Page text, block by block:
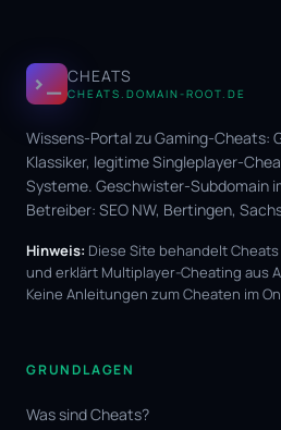
>_ CHEATS
CHEATS.DOMAIN-ROOT.DE
Wissens-Portal zu Gaming-Cheats:
Klassiker, legitime Singleplayer-
Systeme. Geschwister-Subdomain
Betreiber: SEO NW, Bertingen,
Hinweis: Diese Site behandelt
und erklärt Multiplayer-Cheating aus
Keine Anleitungen zum Cheaten im
GRUNDLAGEN
Was sind Cheats?